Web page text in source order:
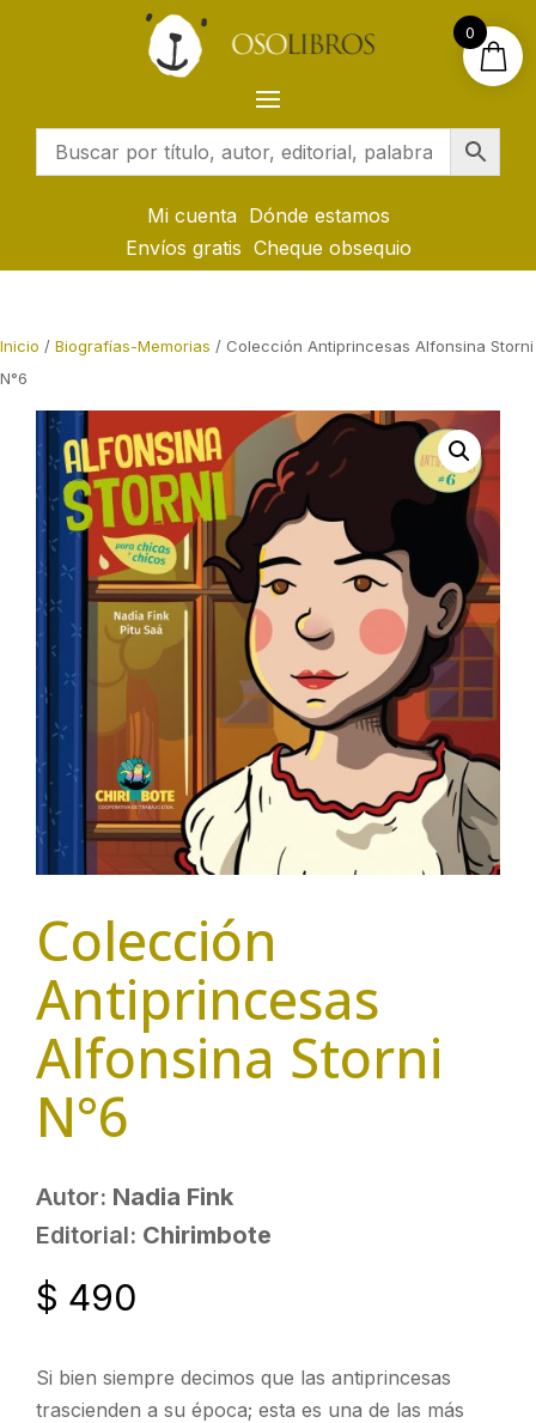
Mi cuenta Dónde estamos
Envíos gratis Cheque obsequio
Inicio / Biografías-Memorias / Colección Antiprincesas Alfonsina Storni
N°6
Colección
Antiprincesas
Alfonsina Storni
N°6
Autor: Nadia Fink
Editorial: Chirimbote
$ 490
Si bien siempre decimos que las antiprincesas
trascienden a su época; esta es una de las más
0